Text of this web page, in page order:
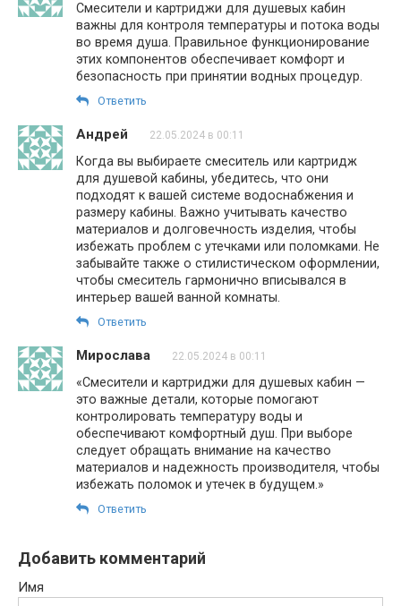
Смесители и картриджи для душевых кабин
важны для контроля температуры и потока воды
во время душа. Правильное функционирование
этих компонентов обеспечивает комфорт и
безопасность при принятии водных процедур.
Ответить
Андрей 22.05.2024 в 00:11
Когда вы выбираете смеситель или картридж
для душевой кабины, убедитесь, что они
подходят к вашей системе водоснабжения и
размеру кабины. Важно учитывать качество
материалов и долговечность изделия, чтобы
избежать проблем с утечками или поломками. Не
забывайте также о стилистическом оформлении,
чтобы смеситель гармонично вписывался в
интерьер вашей ванной комнаты.
Ответить
Мирослава 22.05.2024 в 00:11
«Смесители и картриджи для душевых кабин —
это важные детали, которые помогают
контролировать температуру воды и
обеспечивают комфортный душ. При выборе
следует обращать внимание на качество
материалов и надежность производителя, чтобы
избежать поломок и утечек в будущем.»
Ответить
Добавить комментарий
Имя